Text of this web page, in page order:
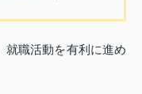
就職活動を有利に進め